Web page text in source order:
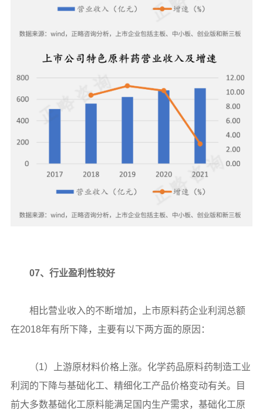
07、行业盈利性较好
相比营业收入的不断增加，上市原料药企业利润总额
在2018年有所下降，主要有以下两方面的原因：
（1）上游原材料价格上涨。化学药品原料药制造工业
利润的下降与基础化工、精细化工产品价格变动有关。目
前大多数基础化工原料能满足国内生产需求，基础化工原